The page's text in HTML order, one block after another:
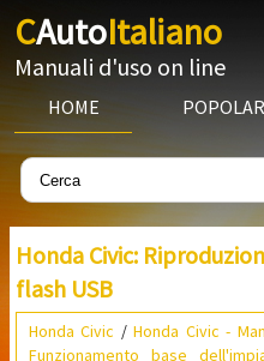
CAutoItaliano
Manuali d'uso on line
HOME
Honda Civic:
flash USB
Honda Civic /Honda Civic -
Funzionamento base